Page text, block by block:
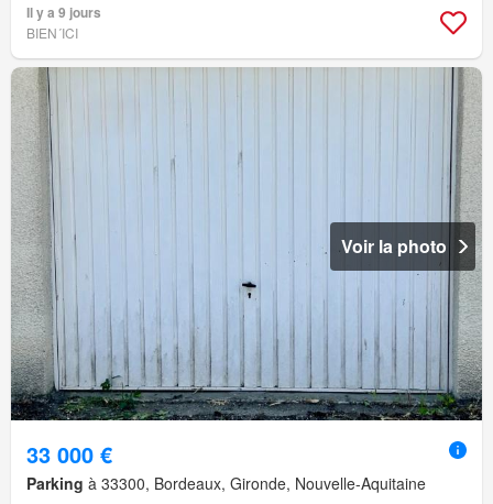
Il y a 9 jours
BIEN´ICI
Voir la photo
33 000 €
Parking à 33300, Bordeaux, Gironde, Nouvelle-Aquitaine